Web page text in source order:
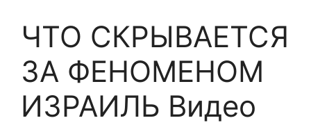
ЧТО СКРЫВАЕТСЯ
ЗА ФЕНОМЕНОМ
ИЗРАИЛЬ Видео